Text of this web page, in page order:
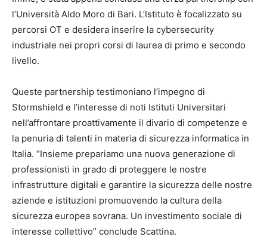
l’Università Aldo Moro di Bari. L’Istituto è focalizzato su
percorsi OT e desidera inserire la cybersecurity
industriale nei propri corsi di laurea di primo e secondo
livello.
Queste partnership testimoniano l’impegno di
Stormshield e l’interesse di noti Istituti Universitari
nell’affrontare proattivamente il divario di competenze e
la penuria di talenti in materia di sicurezza informatica in
Italia. “Insieme prepariamo una nuova generazione di
professionisti in grado di proteggere le nostre
infrastrutture digitali e garantire la sicurezza delle nostre
aziende e istituzioni promuovendo la cultura della
sicurezza europea sovrana. Un investimento sociale di
interesse collettivo” conclude Scattina.